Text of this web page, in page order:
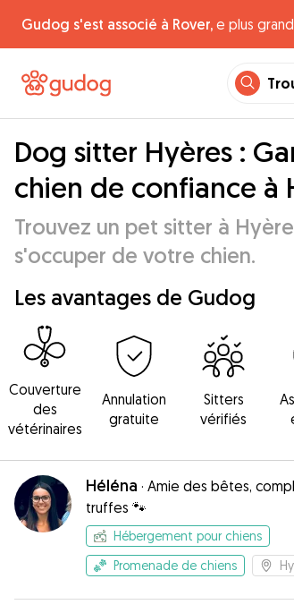
Gudog s'est associé à Rover, e plus
Dog sitter Hyères :
chien de confiance à
Trouvez un pet sitter à
s'occuper de votre chien.
Les avantages de Gudog
Couverture
des
vétérinaires
Annulation
gratuite
Sitters
vérifiés
Héléna · Amie des bêtes,
truffes 🐾
Hébergement pour chiens
Promenade de chiens